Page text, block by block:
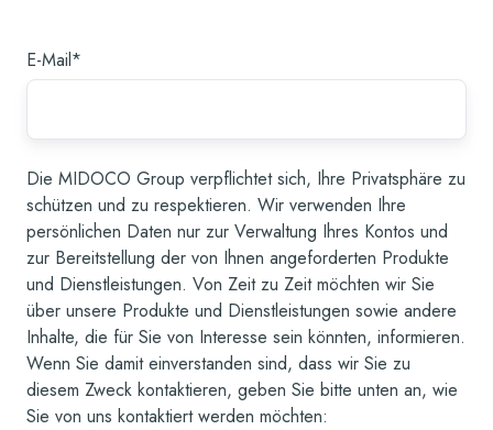
E-Mail*
Die MIDOCO Group verpflichtet sich, Ihre Privatsphäre zu
schützen und zu respektieren. Wir verwenden Ihre
persönlichen Daten nur zur Verwaltung Ihres Kontos und
zur Bereitstellung der von Ihnen angeforderten Produkte
und Dienstleistungen. Von Zeit zu Zeit möchten wir Sie
über unsere Produkte und Dienstleistungen sowie andere
Inhalte, die für Sie von Interesse sein könnten, informieren.
Wenn Sie damit einverstanden sind, dass wir Sie zu
diesem Zweck kontaktieren, geben Sie bitte unten an, wie
Sie von uns kontaktiert werden möchten: